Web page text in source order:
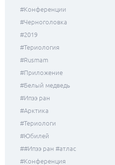
#конференции
#черноголовка
#2019
#териология
#rusmam
#приложение
#белый медведь
#ипээ ран
#Арктика
#териологи
#юбилей
##ипээ ран #атлас
#конференция